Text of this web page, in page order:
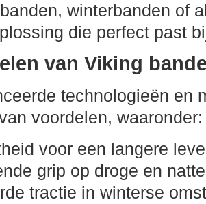
winterbanden of
die perfect past
van Viking
technologieën en
voordelen, waaronder:
voor een langere
grip op droge en
tractie in winterse